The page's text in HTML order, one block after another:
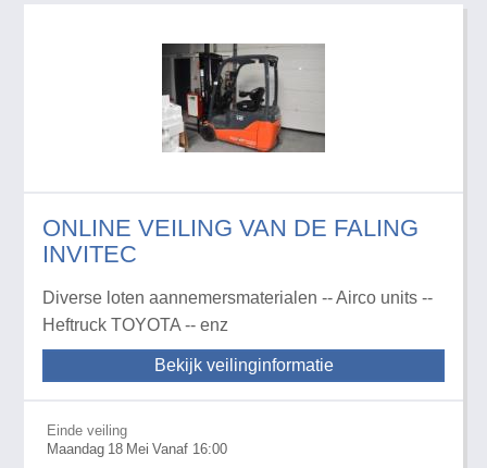
ONLINE VEILING VAN DE FALING
INVITEC
Diverse loten aannemersmaterialen -- Airco units --
Heftruck TOYOTA -- enz
Bekijk veilinginformatie
Einde veiling
Maandag 18 Mei Vanaf 16:00